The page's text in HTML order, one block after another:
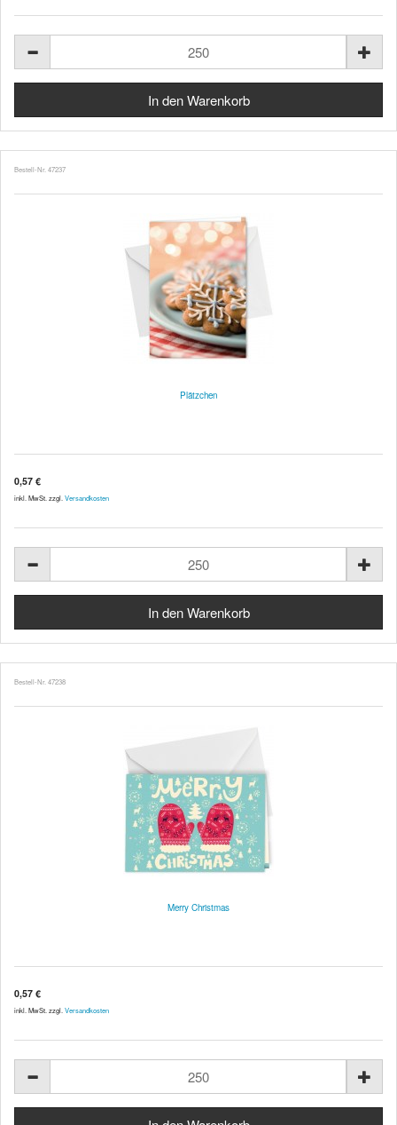
Bestell-Nr. 47237
Plätzchen
0,57 €
inkl. MwSt. zzgl. Versandkosten
Bestell-Nr. 47238
Merry Christmas
0,57 €
inkl. MwSt. zzgl. Versandkosten